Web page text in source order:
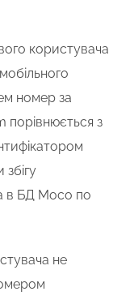
користувача
номер за
порівнюється з
в БД Мосо по
не